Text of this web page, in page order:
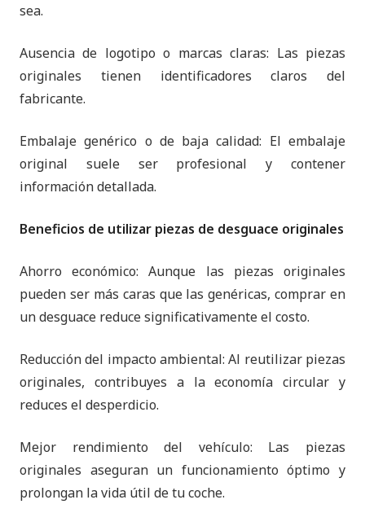
sea.
Ausencia de logotipo o marcas claras: Las piezas
originales tienen identificadores claros del
fabricante.
Embalaje genérico o de baja calidad: El embalaje
original suele ser profesional y contener
información detallada.
Beneficios de utilizar piezas de desguace originales
Ahorro económico: Aunque las piezas originales
pueden ser más caras que las genéricas, comprar en
un desguace reduce significativamente el costo.
Reducción del impacto ambiental: Al reutilizar piezas
originales, contribuyes a la economía circular y
reduces el desperdicio.
Mejor rendimiento del vehículo: Las piezas
originales aseguran un funcionamiento óptimo y
prolongan la vida útil de tu coche.